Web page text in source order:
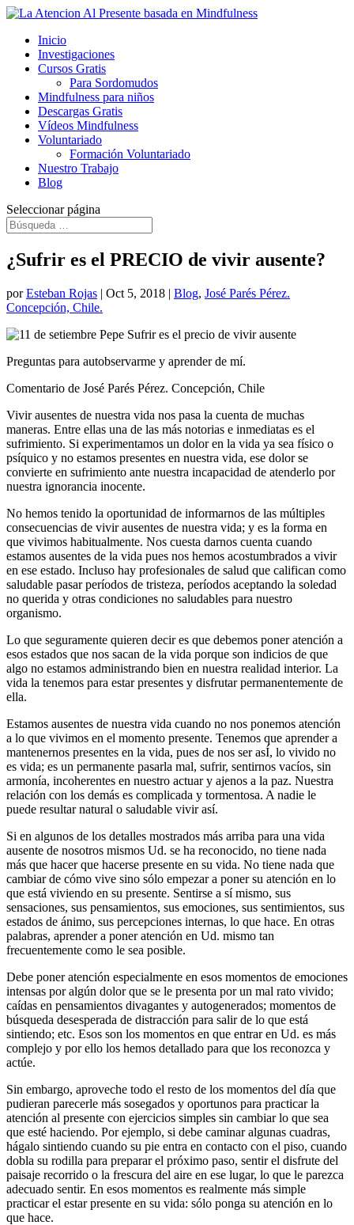
Inicio
Investigaciones
Cursos Gratis
Para Sordomudos
Mindfulness para niños
Descargas Gratis
Vídeos Mindfulness
Voluntariado
Formación Voluntariado
Nuestro Trabajo
Blog
Seleccionar página
¿Sufrir es el PRECIO de vivir ausente?
porEsteban Rojas | Oct 5, 2018 | Blog, José Parés Pérez.
Concepción, Chile.
Preguntas para autobservarme y aprender de mí.
Comentario de José Parés Pérez. Concepción, Chile
Vivir ausentes de nuestra vida nos pasa la cuenta de muchas
maneras. Entre ellas una de las más notorias e inmediatas es el
sufrimiento. Si experimentamos un dolor en la vida ya sea físico o
psíquico y no estamos presentes en nuestra vida, ese dolor se
convierte en sufrimiento ante nuestra incapacidad de atenderlo por
nuestra ignorancia inocente.
No hemos tenido la oportunidad de informarnos de las múltiples
consecuencias de vivir ausentes de nuestra vida; y es la forma en
que vivimos habitualmente. Nos cuesta darnos cuenta cuando
estamos ausentes de la vida pues nos hemos acostumbrados a vivir
en ese estado. Incluso hay profesionales de salud que califican como
saludable pasar períodos de tristeza, períodos aceptando la soledad
no querida y otras condiciones no saludables para nuestro
organismo.
Lo que seguramente quieren decir es que debemos poner atención a
esos estados que nos sacan de la vida porque son indicios de que
algo no estamos administrando bien en nuestra realidad interior. La
vida la tenemos para estar presentes y disfrutar permanentemente de
ella.
Estamos ausentes de nuestra vida cuando no nos ponemos atención
a lo que vivimos en el momento presente. Tenemos que aprender a
mantenernos presentes en la vida, pues de nos ser asÍ, lo vivido no
es vida; es un permanente pasarla mal, sufrir, sentirnos vacíos, sin
armonía, incoherentes en nuestro actuar y ajenos a la paz. Nuestra
relación con los demás es complicada y tormentosa. A nadie le
puede resultar natural o saludable vivir así.
Si en algunos de los detalles mostrados más arriba para una vida
ausente de nosotros mismos Ud. se ha reconocido, no tiene nada
más que hacer que hacerse presente en su vida. No tiene nada que
cambiar de cómo vive sino sólo empezar a poner su atención en lo
que está viviendo en su presente. Sentirse a sí mismo, sus
sensaciones, sus pensamientos, sus emociones, sus sentimientos, sus
estados de ánimo, sus percepciones internas, lo que hace. En otras
palabras, aprender a poner atención en Ud. mismo tan
frecuentemente como le sea posible.
Debe poner atención especialmente en esos momentos de emociones
intensas por algún dolor que se le presenta por un mal rato vivido;
caídas en pensamientos divagantes y autogenerados; momentos de
búsqueda desesperada de distracción para salir de lo que está
sintiendo; etc. Esos son los momentos en que entrar en Ud. es más
complejo y por ello los hemos detallado para que los reconozca y
actúe.
Sin embargo, aproveche todo el resto de los momentos del día que
pudieran parecerle más sosegados y oportunos para practicar la
atención al presente con ejercicios simples sin cambiar lo que sea
que esté haciendo. Por ejemplo, si debe caminar algunas cuadras,
hágalo sintiendo cuando su pie entra en contacto con el piso, cuando
dobla su rodilla para preparar el próximo paso, sentir el disfrute del
paisaje recorrido o la frescura del aire en ese lugar, lo que le parezca
adecuado sentir. En esos momentos es realmente más simple
practicar el estar presente en su vida: sólo ponga su atención en lo
que hace.